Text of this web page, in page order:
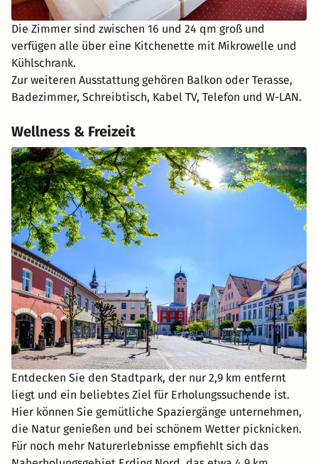
Die Zimmer sind zwischen 16 und 24 qm groß und
verfügen alle über eine Kitchenette mit Mikrowelle und
Kühlschrank.
Zur weiteren Ausstattung gehören Balkon oder Terasse,
Badezimmer, Schreibtisch, Kabel TV, Telefon und W-LAN.
Wellness & Freizeit
Entdecken Sie den Stadtpark, der nur 2,9 km entfernt
liegt und ein beliebtes Ziel für Erholungssuchende ist.
Hier können Sie gemütliche Spaziergänge unternehmen,
die Natur genießen und bei schönem Wetter picknicken.
Für noch mehr Naturerlebnisse empfiehlt sich das